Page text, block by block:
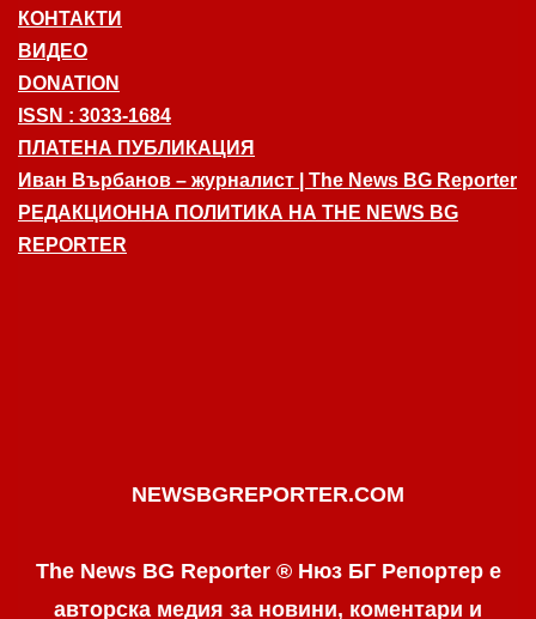
КОНТАКТИ
ВИДЕО
DONATION
ISSN : 3033-1684
ПЛАТЕНА ПУБЛИКАЦИЯ
Иван Върбанов – журналист | The News BG Reporter
РЕДАКЦИОННА ПОЛИТИКА НА THE NEWS BG
REPORTER
NEWSBGREPORTER.COM
The News BG Reporter ® Нюз БГ Репортер е
авторска медия за новини, коментари и